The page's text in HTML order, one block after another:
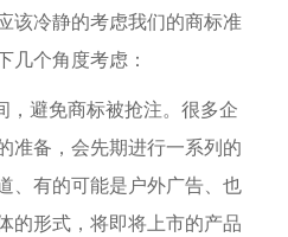
该冷静的考虑我们的商标准
几个角度考虑：
避免商标被抢注。很多企
准备，会先期进行一系列的
、有的可能是户外广告、也
的形式，将即将上市的产品